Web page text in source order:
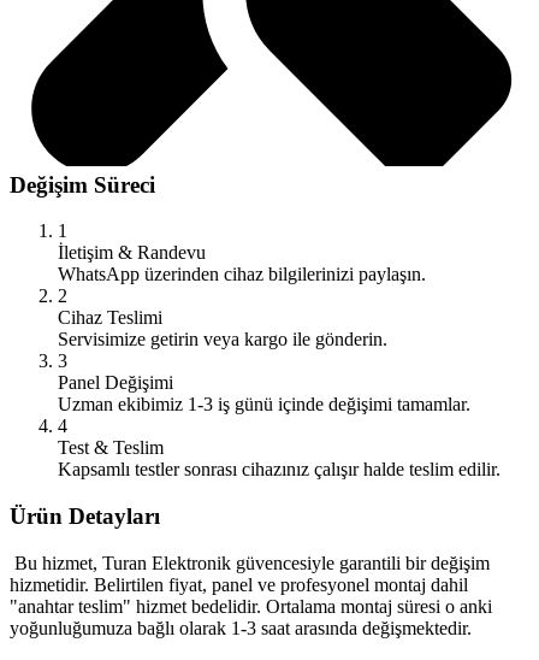
Değişim Süreci
1
İletişim & Randevu
WhatsApp üzerinden cihaz bilgilerinizi paylaşın.
2
Cihaz Teslimi
Servisimize getirin veya kargo ile gönderin.
3
Panel Değişimi
Uzman ekibimiz 1-3 iş günü içinde değişimi tamamlar.
4
Test & Teslim
Kapsamlı testler sonrası cihazınız çalışır halde teslim edilir.
Ürün Detayları
Bu hizmet, Turan Elektronik güvencesiyle garantili bir değişim
hizmetidir. Belirtilen fiyat, panel ve profesyonel montaj dahil
"anahtar teslim" hizmet bedelidir. Ortalama montaj süresi o anki
yoğunluğumuza bağlı olarak 1-3 saat arasında değişmektedir.